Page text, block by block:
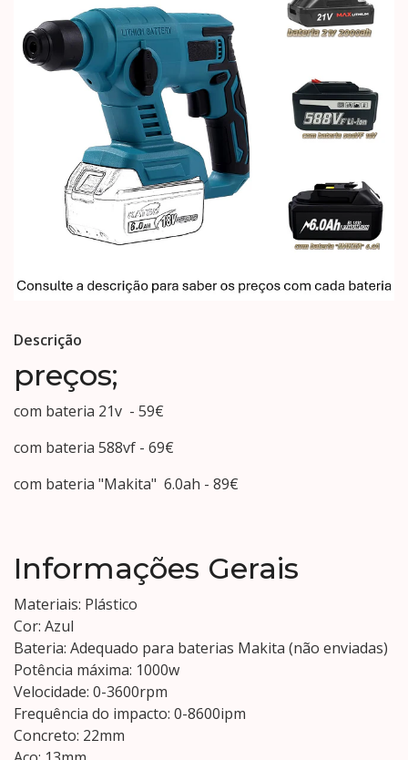
Descrição
preços;
com bateria 21v - 59€
com bateria 588vf - 69€
com bateria "Makita" 6.0ah - 89€
Informações Gerais
Materiais: Plástico
Cor: Azul
Bateria: Adequado para baterias Makita (não enviadas)
Potência máxima: 1000w
Velocidade: 0-3600rpm
Frequência do impacto: 0-8600ipm
Concreto: 22mm